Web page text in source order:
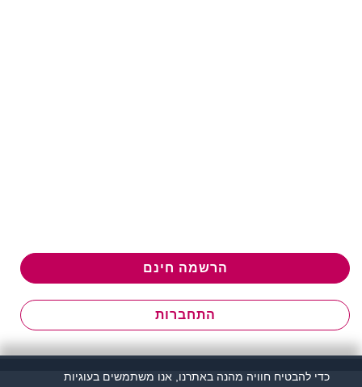
הרשמה חינם
התחברות
כדי להבטיח חוויה מהנה באתרנו, אנו משתמשים בעוגיות